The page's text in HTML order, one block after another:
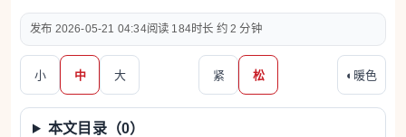
2026-05-21 04:34 184 约 2 分钟
小 中 大 紧 松 ◐ 暖色
本文目录（0）